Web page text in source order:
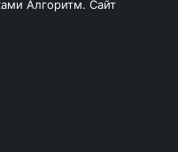
Алгоритм. Сайт